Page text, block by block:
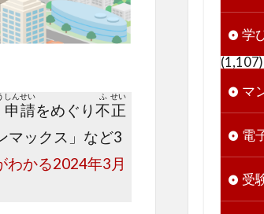
申
しん
請
せい
をめぐり不
ふ
正
せい
マックス」など3
わかる2024年3月
学
(1,107)
マ
電
受